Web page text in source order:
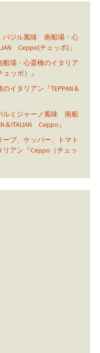
バジル風味 南船場・心
Ceppo(チェッポ)』
場・心斎橋のイタリア
ェッポ）』
タリアン『TEPPAN＆
ルミジャーノ風味 南船
＆ITALIAN Ceppo』
ブ、ケッパー、トマト
アン『Ceppo（チェッ